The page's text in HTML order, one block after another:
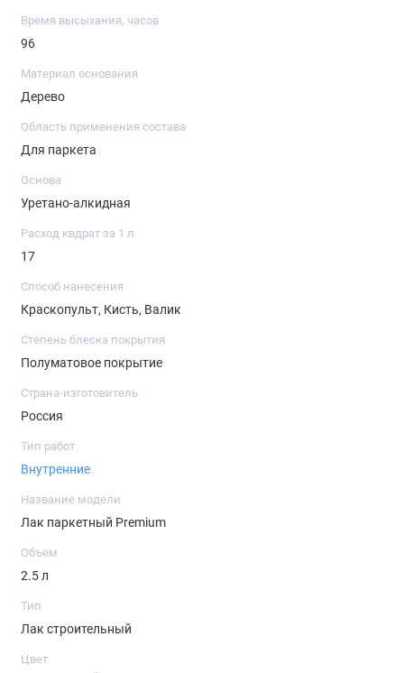
Время высыхания, часов
96
Материал основания
Дерево
Область применения состава
Для паркета
Основа
Уретано-алкидная
Расход квдрат за 1 л
17
Способ нанесения
Краскопульт, Кисть, Валик
Степень блеска покрытия
Полуматовое покрытие
Страна-изготовитель
Россия
Тип работ
Внутренние
Название модели
Лак паркетный Premium
Объем
2.5 л
Тип
Лак строительный
Цвет